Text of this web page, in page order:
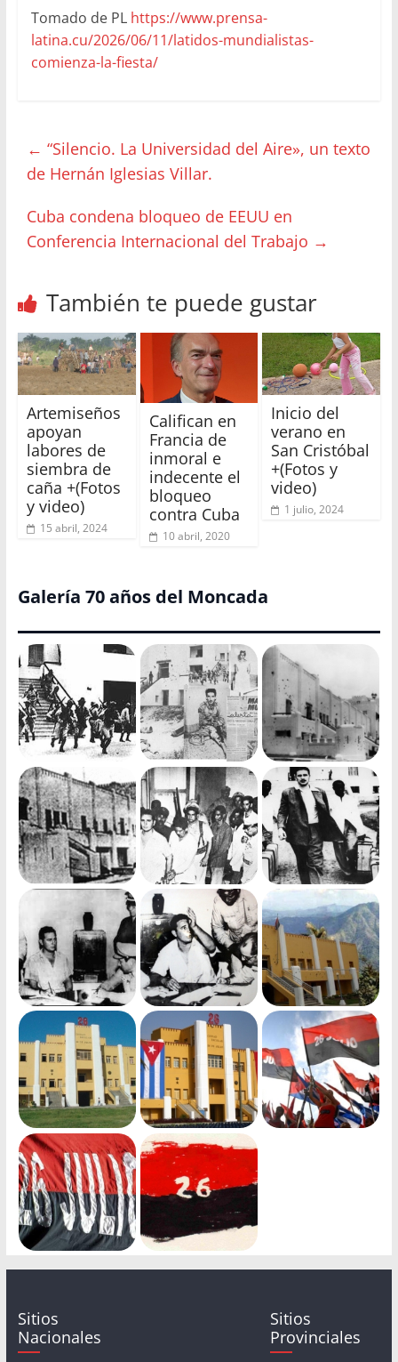
Tomado de PL https://www.prensa-
latina.cu/2026/06/11/latidos-mundialistas-
comienza-la-fiesta/
← “Silencio. La Universidad del Aire», un texto
de Hernán Iglesias Villar.
Cuba condena bloqueo de EEUU en
Conferencia Internacional del Trabajo →
También te puede gustar
Artemiseños
apoyan
labores de
siembra de
caña +(Fotos
y video)
15 abril, 2024
Califican en
Francia de
inmoral e
indecente el
bloqueo
contra Cuba
10 abril, 2020
Inicio del
verano en
San Cristóbal
+(Fotos y
video)
1 julio, 2024
Galería 70 años del Moncada
Sitios
Nacionales
Sitios
Provinciales